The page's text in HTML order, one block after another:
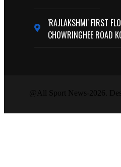
'RAJLAKSHMI' FIRST
CHOWRINGHEE ROAD
@All Sport News-2026.